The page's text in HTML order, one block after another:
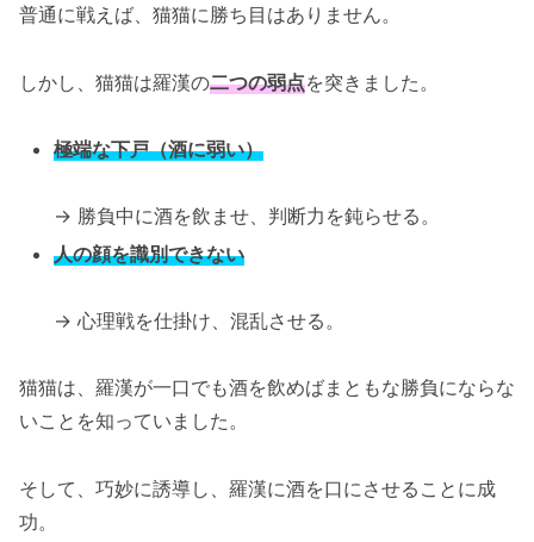
普通に戦えば、猫猫に勝ち目はありません。
しかし、猫猫は羅漢の二つの弱点を突きました。
極端な下戸（酒に弱い）
→ 勝負中に酒を飲ませ、判断力を鈍らせる。
人の顔を識別できない
→ 心理戦を仕掛け、混乱させる。
猫猫は、羅漢が一口でも酒を飲めばまともな勝負にならな
いことを知っていました。
そして、巧妙に誘導し、羅漢に酒を口にさせることに成
功。